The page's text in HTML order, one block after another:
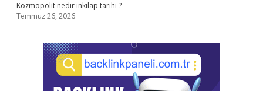
Kozmopolit nedir inkılap tarihi ?
Temmuz 26, 2026